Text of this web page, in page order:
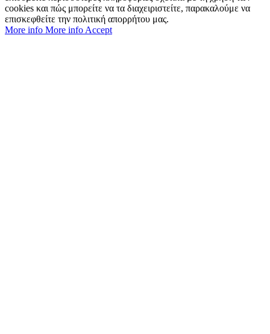
cookies και πώς μπορείτε να τα διαχειριστείτε, παρακαλούμε να
επισκεφθείτε την πολιτική απορρήτου μας.
More info More info Accept